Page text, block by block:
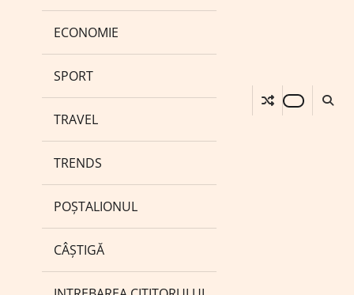
ECONOMIE
SPORT
TRAVEL
TRENDS
POȘTALIONUL
CÂȘTIGĂ